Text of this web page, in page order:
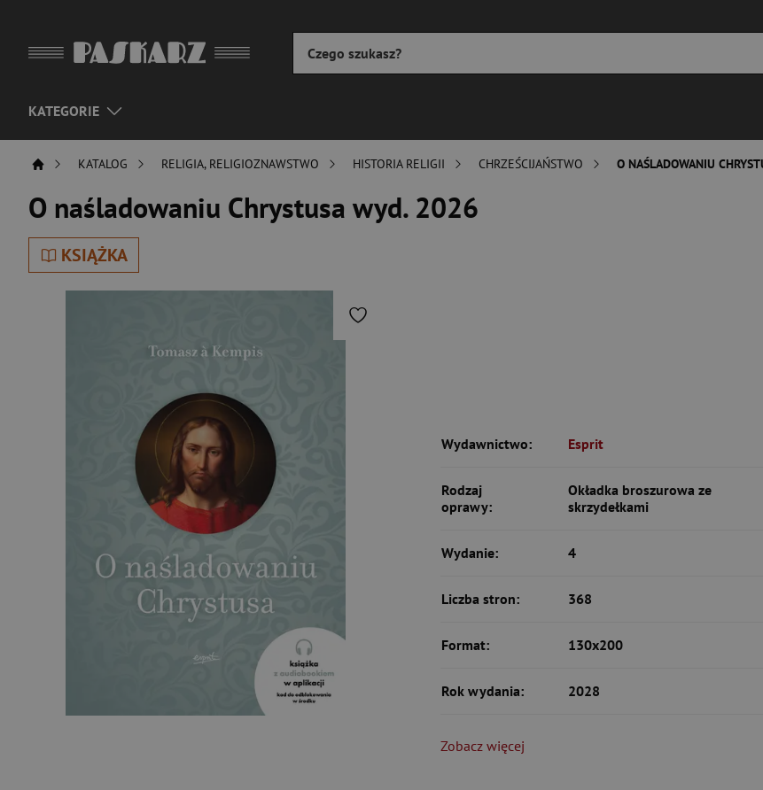
KATEGORIE
KATALOG RELIGIA, RELIGIOZNAWSTWO HISTORIA RELIGII CHRZEŚCIJAŃSTWO O NAŚLADOWANIU
O naśladowaniu Chrystusa wyd. 2026
KSIĄŻKA
Wydawnictwo: Esprit
Rodzaj
oprawy:
Okładka broszurowa ze
skrzydełkami
Wydanie: 4
Liczba stron: 368
Format: 130x200
Rok wydania: 2028
Zobacz więcej